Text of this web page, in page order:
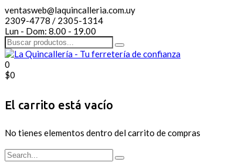
ventasweb@laquincalleria.com.uy
2309-4778 / 2305-1314
Lun - Dom: 8.00 - 19.00
0
$0
El carrito está vacío
No tienes elementos dentro del carrito de compras